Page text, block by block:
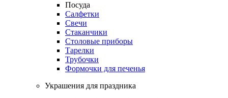
Посуда
Салфетки
Свечи
Стаканчики
Столовые приборы
Тарелки
Трубочки
Формочки для печенья
Украшения для праздника